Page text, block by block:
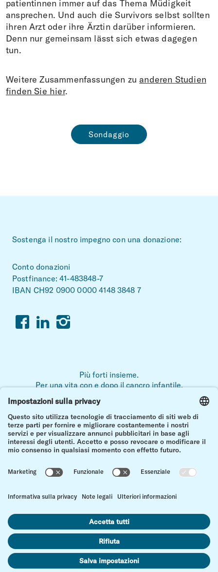
patientinnen immer auf das Thema Müdigkeit
ansprechen. Und auch die Survivors selbst sollten
ihren Arzt oder ihre Ärztin darüber informieren.
Denn nur gemeinsam lässt sich etwas dagegen
tun.
Weitere Zusammenfassungen zuanderen Studien
finden Sie hier.
Sondaggio
Sostenga il nostro impegno con una donazione:
Conto donazioni
Postfinance: 41-483848-7
IBAN CH92 0900 0000 4148 3848 7
FacebookLinkedinInstagram
Più forti insieme.
Per una vita con e dopo il cancro infantile.
Protezione dei datiContatto
Impostazioni dei cookie